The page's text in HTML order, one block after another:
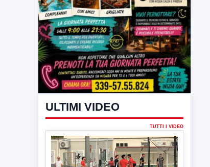
ULTIMI VIDEO
TUTTI I VIDEO
▶